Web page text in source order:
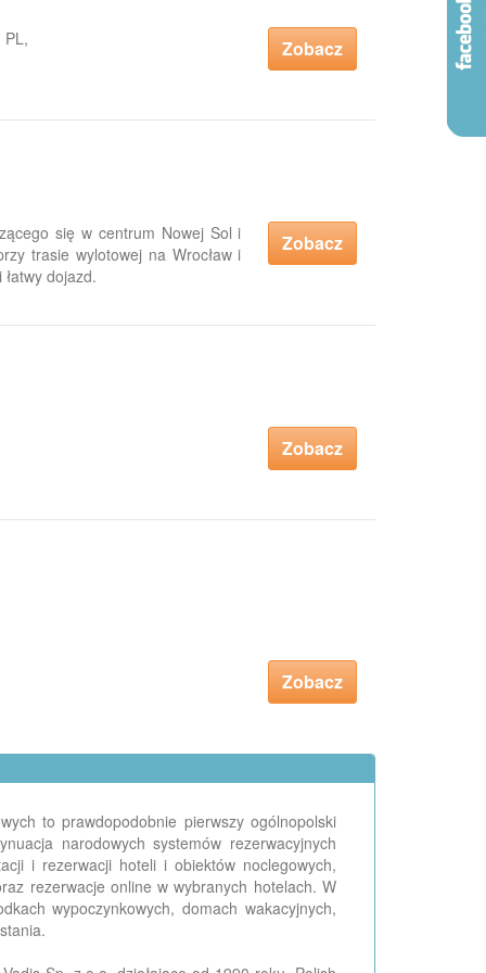
PL, Zobacz
się w centrum Nowej Sol i
trasie wylotowej na Wrocław i
dojazd.
Zobacz
Zobacz
Zobacz
to prawdopodobnie pierwszy ogólnopolski
narodowych systemów rezerwacyjnych
i rezerwacji hoteli i obiektów noclegowych,
rezerwacje online w wybranych hotelach. W
wypoczynkowych, domach wakacyjnych,